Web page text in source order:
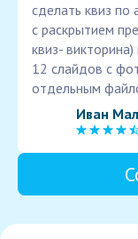
сделать квиз по
с раскрытием
квиз-
12 слайдов с
отдельным
Иван